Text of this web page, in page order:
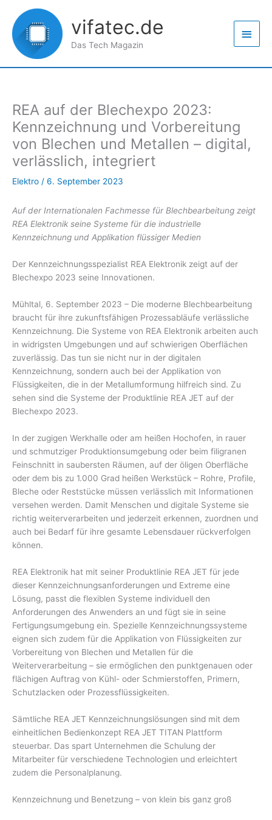
Inhalt
springen
vifatec.de
Das Tech Magazin
REA auf der Blechexpo 2023:
Kennzeichnung und Vorbereitung
von Blechen und Metallen – digital,
verlässlich, integriert
Elektro / 6. September 2023
Auf der Internationalen Fachmesse für Blechbearbeitung zeigt
REA Elektronik seine Systeme für die industrielle
Kennzeichnung und Applikation flüssiger Medien
Der Kennzeichnungsspezialist REA Elektronik zeigt auf der
Blechexpo 2023 seine Innovationen.
Mühltal, 6. September 2023 – Die moderne Blechbearbeitung
braucht für ihre zukunftsfähigen Prozessabläufe verlässliche
Kennzeichnung. Die Systeme von REA Elektronik arbeiten auch
in widrigsten Umgebungen und auf schwierigen Oberflächen
zuverlässig. Das tun sie nicht nur in der digitalen
Kennzeichnung, sondern auch bei der Applikation von
Flüssigkeiten, die in der Metallumformung hilfreich sind. Zu
sehen sind die Systeme der Produktlinie REA JET auf der
Blechexpo 2023.
In der zugigen Werkhalle oder am heißen Hochofen, in rauer
und schmutziger Produktionsumgebung oder beim filigranen
Feinschnitt in saubersten Räumen, auf der öligen Oberfläche
oder dem bis zu 1.000 Grad heißen Werkstück – Rohre, Profile,
Bleche oder Reststücke müssen verlässlich mit Informationen
versehen werden. Damit Menschen und digitale Systeme sie
richtig weiterverarbeiten und jederzeit erkennen, zuordnen und
auch bei Bedarf für ihre gesamte Lebensdauer rückverfolgen
können.
REA Elektronik hat mit seiner Produktlinie REA JET für jede
dieser Kennzeichnungsanforderungen und Extreme eine
Lösung, passt die flexiblen Systeme individuell den
Anforderungen des Anwenders an und fügt sie in seine
Fertigungsumgebung ein. Spezielle Kennzeichnungssysteme
eignen sich zudem für die Applikation von Flüssigkeiten zur
Vorbereitung von Blechen und Metallen für die
Weiterverarbeitung – sie ermöglichen den punktgenauen oder
flächigen Auftrag von Kühl- oder Schmierstoffen, Primern,
Schutzlacken oder Prozessflüssigkeiten.
Sämtliche REA JET Kennzeichnungslösungen sind mit dem
einheitlichen Bedienkonzept REA JET TITAN Plattform
steuerbar. Das spart Unternehmen die Schulung der
Mitarbeiter für verschiedene Technologien und erleichtert
zudem die Personalplanung.
Kennzeichnung und Benetzung – von klein bis ganz groß